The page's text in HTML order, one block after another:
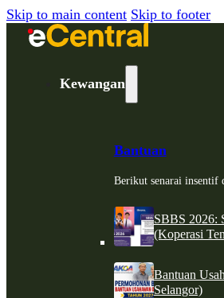
Skip to main content Skip to footer
Kewangan
Bantuan
Berikut senarai insentif
SBBS 2026:
(Koperasi
Bantuan
Selangor)